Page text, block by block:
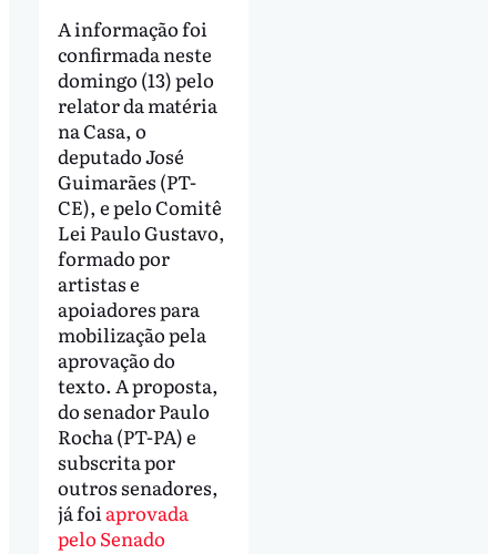
A informação foi
confirmada neste
domingo (13) pelo
relator da matéria
na Casa, o
deputado José
Guimarães (PT-
CE), e pelo Comitê
Lei Paulo Gustavo,
formado por
artistas e
apoiadores para
mobilização pela
aprovação do
texto. A proposta,
do senador Paulo
Rocha (PT-PA) e
subscrita por
outros senadores,
já foi aprovada
pelo Senado